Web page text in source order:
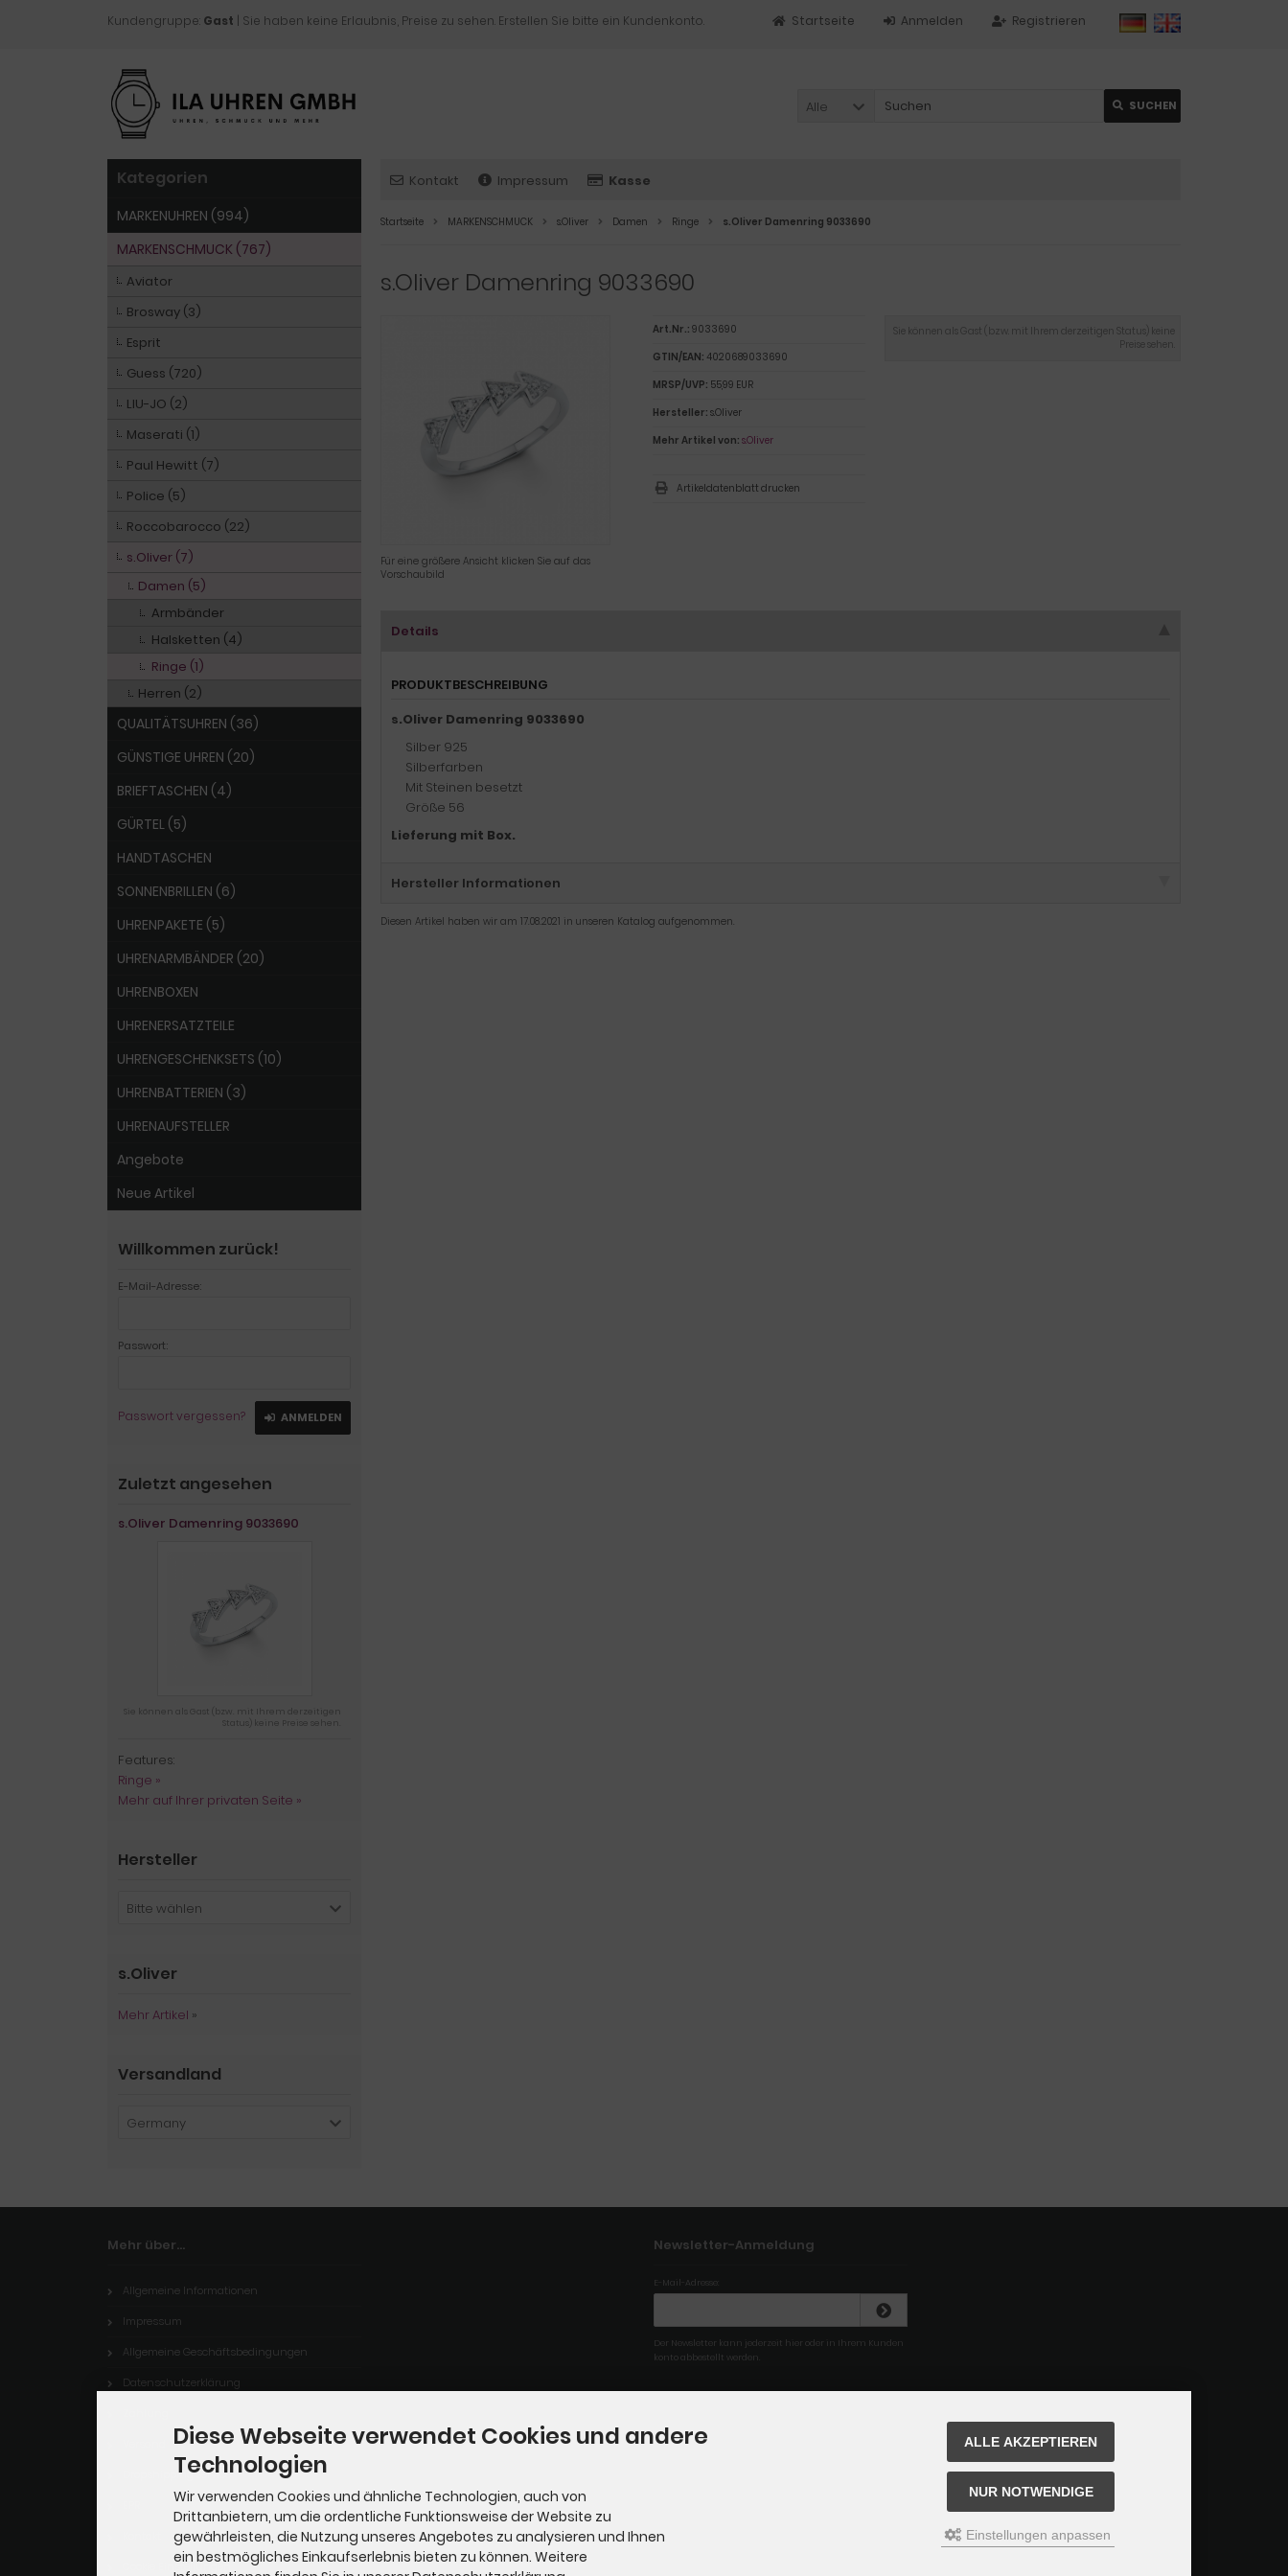
Kundengruppe: Gast | Sie haben keine Erlaubnis, Preise zu sehen. Erstellen Sie bitte ein Kundenkonto. Registrieren
Anmelden
Startseite
Alle SUCHEN
Kontakt Impressum Kasse
Startseite MARKENSCHMUCK s.Oliver Damen Ringe s.Oliver Damenring 9033690
s.Oliver Damenring 9033690
Für eine größere Ansicht klicken Sie auf das
Vorschaubild
Sie können als Gast (bzw. mit Ihrem derzeitigen Status) keine
Preise sehen.
Art.Nr.: 9033690
GTIN/EAN: 4020689033690
MRSP/UVP: 55,99 EUR
Hersteller: s.Oliver
Mehr Artikel von: s.Oliver
Artikeldatenblatt drucken
Details
PRODUKTBESCHREIBUNG
s.Oliver Damenring 9033690
Silber 925
Silberfarben
Mit Steinen besetzt
Größe 56
Lieferung mit Box.
Hersteller Informationen
Diesen Artikel haben wir am 17.08.2021 in unseren Katalog aufgenommen.
Kategorien
MARKENUHREN (994)
MARKENSCHMUCK (767)
Aviator
Brosway (3)
Esprit
Guess (720)
LIU-JO (2)
Maserati (1)
Paul Hewitt (7)
Police (5)
Roccobarocco (22)
s.Oliver (7)
Damen (5)
Armbänder
Halsketten (4)
Ringe (1)
Herren (2)
QUALITÄTSUHREN (36)
GÜNSTIGE UHREN (20)
BRIEFTASCHEN (4)
GÜRTEL (5)
HANDTASCHEN
SONNENBRILLEN (6)
UHRENPAKETE (5)
UHRENARMBÄNDER (20)
UHRENBOXEN
UHRENERSATZTEILE
UHRENGESCHENKSETS (10)
UHRENBATTERIEN (3)
UHRENAUFSTELLER
Angebote
Neue Artikel
Willkommen zurück!
E-Mail-Adresse:
Passwort:
Passwort vergessen? ANMELDEN
Zuletzt angesehen
s.Oliver Damenring 9033690
Sie können als Gast (bzw. mit Ihrem derzeitigen
Status) keine Preise sehen.
Features:
Ringe »
Mehr auf Ihrer privaten Seite »
Hersteller
Bitte wählen
s.Oliver
Mehr Artikel »
Versandland
Germany
Mehr über...
Allgemeine Informationen
Impressum
Allgemeine Geschäftsbedingungen
Datenschutzerklärung
Dropshipping Service
Cookie Einstellungen
Newsletter-Anmeldung
E-Mail-Adresse:
Der Newsletter kann jederzeit hier oder in Ihrem Kunden
konto abbestellt werden.
Diese Webseite verwendet Cookies und andere
Technologien
Wir verwenden Cookies und ähnliche Technologien, auch von
Drittanbietern, um die ordentliche Funktionsweise der Website zu
gewährleisten, die Nutzung unseres Angebotes zu analysieren und Ihnen
ein bestmögliches Einkaufserlebnis bieten zu können. Weitere
ALLE AKZEPTIEREN
NUR NOTWENDIGE
Einstellungen anpassen